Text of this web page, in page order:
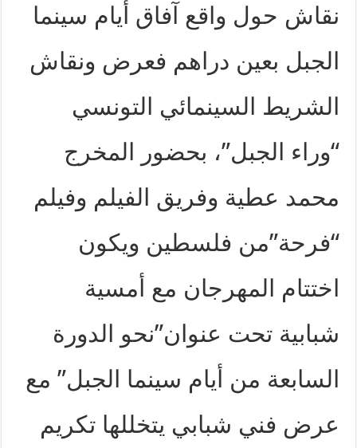
نقاش حول واقع آفاق أيام سينما
الجبل بعين دراهم فعرض ونقاش
الشريط السينمائي التونسي
“وراء الجبل”، بحضور المخرج
محمد عطية وفريق الفيلم وفيلم
“فرحة”من فلسطين ويكون
اختتام المهرجان مع أمسية
شبابية تحت عنوان”نحو الدورة
السابعة من أيام سينما الجبل” مع
عرض فني شبابي يتخللها تكريم